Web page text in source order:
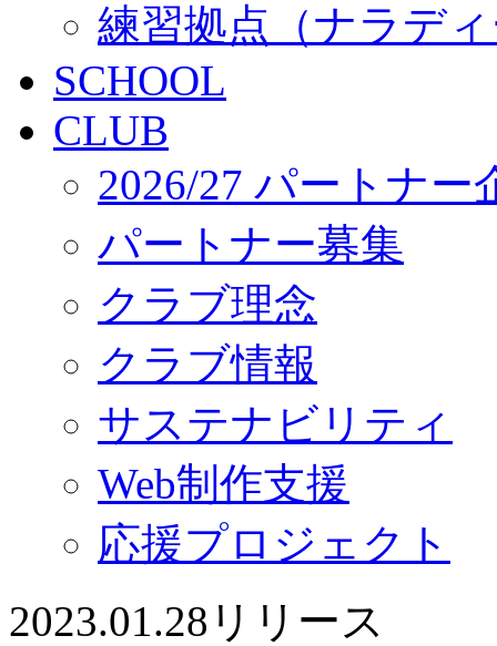
練習拠点（ナラデ
SCHOOL
CLUB
2026/27 パートナー
パートナー募集
クラブ理念
クラブ情報
サステナビリティ
Web制作支援
応援プロジェクト
2023.01.28 リリース